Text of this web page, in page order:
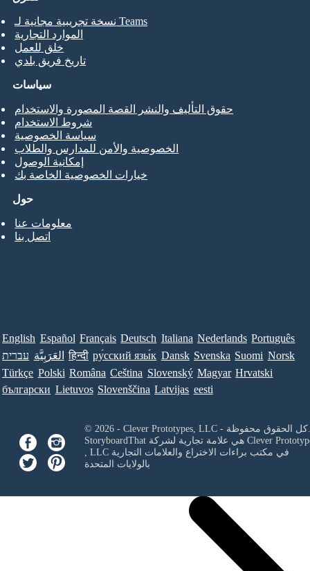
نسخة تجريبية مجانية لـ Teams
الموارد التجارية
خلق للعمل
تاريخ فريق بلدي
حول
معلومات عنا
اتصل بنا
سياسات
حقوق التأليف والنشر القصة المصورة والاستخدام
شروط الاستخدام
سياسة الخصوصية
الخصوصية والأمن للمدارس والطلاب
إمكانية الوصول
خيارات الخصوصية الخاصة بك
English Español Français Deutsch Italiana Nederlands Português
עברית العَرَبِيَّة हिन्दी ру́сский язы́к Dansk Svenska Suomi Norsk
Türkçe Polski Româna Ceština Slovenský Magyar Hrvatski
български Lietuvos Slovenščina Latvijas eesti
© 2026 - Clever Prototypes, LLC - كل الحقوق محفوظة.
StoryboardThat هي علامة تجارية لشركة Clever
, LLCفي مكتب براءات الاختراع والعلامات التجارية
بالولايات المتحدة